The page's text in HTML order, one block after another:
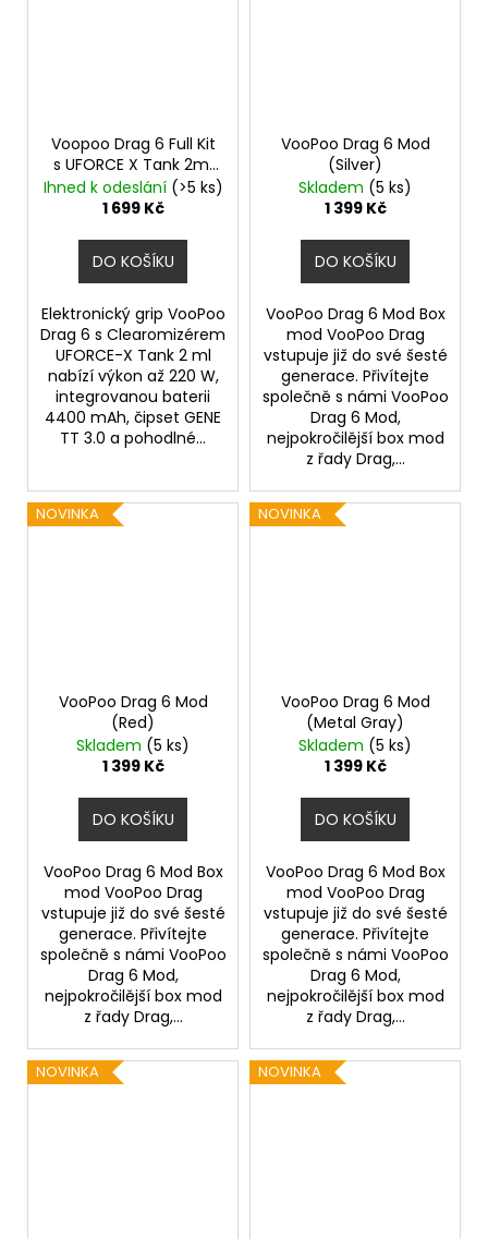
Voopoo Drag 6 Full Kit
s UFORCE X Tank 2ml
Black4400mAh
Ihned k odeslání (>5 ks)
1 699 Kč
DO KOŠÍKU
Elektronický grip VooPoo
Drag 6 s Clearomizérem
UFORCE-X Tank 2 ml
nabízí výkon až 220 W,
integrovanou baterii
4400 mAh, čipset GENE
TT 3.0 a pohodlné...
VooPoo Drag 6 Mod
(Silver)
Skladem (5 ks)
1 399 Kč
DO KOŠÍKU
VooPoo Drag 6 Mod Box
mod VooPoo Drag
vstupuje již do své šesté
generace. Přivítejte
společně s námi VooPoo
Drag 6 Mod,
nejpokročilější box mod
z řady Drag,...
NOVINKA
VooPoo Drag 6 Mod
(Red)
Skladem (5 ks)
1 399 Kč
DO KOŠÍKU
VooPoo Drag 6 Mod Box
mod VooPoo Drag
vstupuje již do své šesté
generace. Přivítejte
společně s námi VooPoo
Drag 6 Mod,
nejpokročilější box mod
z řady Drag,...
NOVINKA
VooPoo Drag 6 Mod
(Metal Gray)
Skladem (5 ks)
1 399 Kč
DO KOŠÍKU
VooPoo Drag 6 Mod Box
mod VooPoo Drag
vstupuje již do své šesté
generace. Přivítejte
společně s námi VooPoo
Drag 6 Mod,
nejpokročilější box mod
z řady Drag,...
NOVINKA NOVINKA